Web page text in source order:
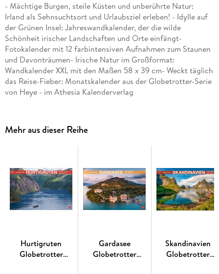
- Mächtige Burgen, steile Küsten und unberührte Natur:
Irland als Sehnsuchtsort und Urlaubsziel erleben! - Idylle auf
der Grünen Insel: Jahreswandkalender, der die wilde
Schönheit irischer Landschaften und Orte einfängt-
Fotokalender mit 12 farbintensiven Aufnahmen zum Staunen
und Davonträumen- Irische Natur im Großformat:
Wandkalender XXL mit den Maßen 58 x 39 cm- Weckt täglich
das Reise-Fieber: Monatskalender aus der Globetrotter-Serie
von Heye - im Athesia Kalenderverlag
Mehr aus dieser Reihe
Hurtigruten
Globetrotter
Gardasee
Globetrotter
Skandinavien
Globetrotter